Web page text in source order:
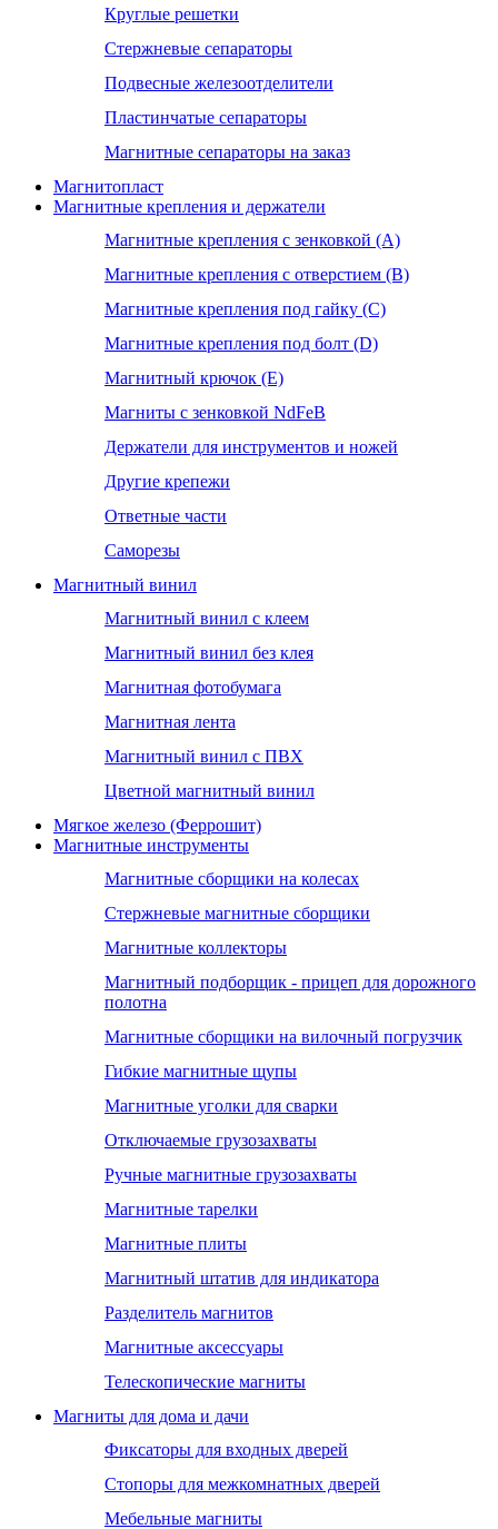
Круглые решетки
Стержневые сепараторы
Подвесные железоотделители
Пластинчатые сепараторы
Магнитные сепараторы на заказ
Магнитопласт
Магнитные крепления и держатели
Магнитные крепления с зенковкой (А)
Магнитные крепления с отверстием (В)
Магнитные крепления под гайку (С)
Магнитные крепления под болт (D)
Магнитный крючок (Е)
Магниты с зенковкой NdFeB
Держатели для инструментов и ножей
Другие крепежи
Ответные части
Саморезы
Магнитный винил
Магнитный винил с клеем
Магнитный винил без клея
Магнитная фотобумага
Магнитная лента
Магнитный винил с ПВХ
Цветной магнитный винил
Мягкое железо (Феррошит)
Магнитные инструменты
Магнитные сборщики на колесах
Стержневые магнитные сборщики
Магнитные коллекторы
Магнитный подборщик - прицеп для дорожного
полотна
Магнитные сборщики на вилочный погрузчик
Гибкие магнитные щупы
Магнитные уголки для сварки
Отключаемые грузозахваты
Ручные магнитные грузозахваты
Магнитные тарелки
Магнитные плиты
Магнитный штатив для индикатора
Разделитель магнитов
Магнитные аксессуары
Телескопические магниты
Магниты для дома и дачи
Фиксаторы для входных дверей
Стопоры для межкомнатных дверей
Мебельные магниты